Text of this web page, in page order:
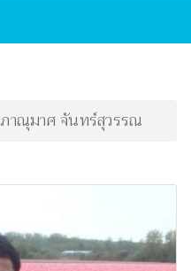
ภาณุมาศ จันทร์สุวรรณ